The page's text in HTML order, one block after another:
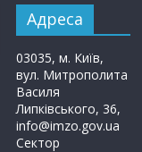
Адреса
03035, м. Київ,
вул. Митрополита
Василя
Липківського, 36,
info@imzo.gov.ua
Сектор